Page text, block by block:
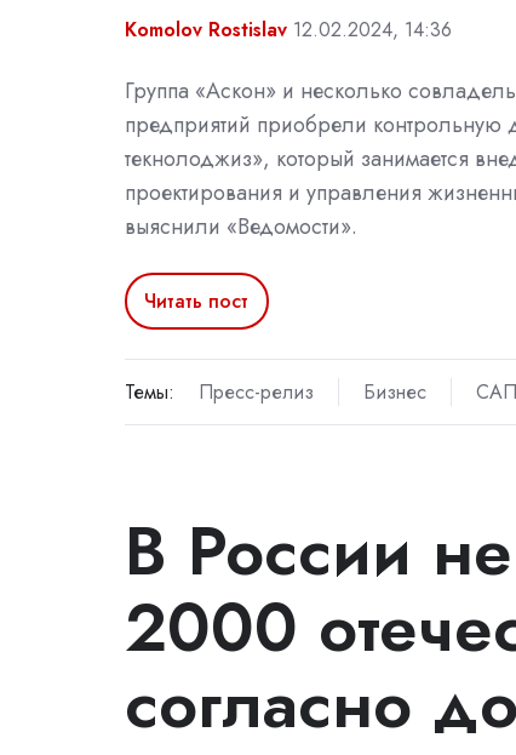
Komolov Rostislav 12.02.2024, 14:36
Группа «Аскон» и несколько
предприятий приобрели
текнолоджиз», который занимается
проектирования и управления
выяснили «Ведомости».
Читать пост
Темы: Пресс-релиз Бизнес
В России
2000
согласно